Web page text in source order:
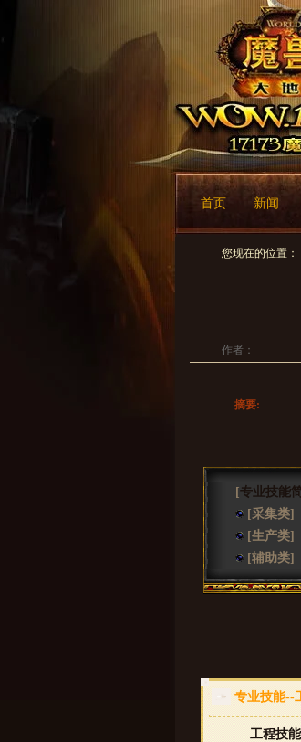
首页 新闻
您现在的位置：
作者：
摘要:
[专业技能
[采集类]
[生产类]
[辅助类]
专业技能--
工程技